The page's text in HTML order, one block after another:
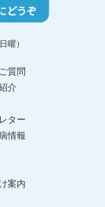
曜）
質問
介
ター
情報
案内